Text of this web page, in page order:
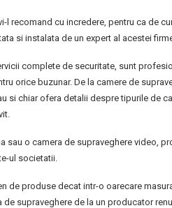
l recomand cu incredere, pentru ca de
si instalata de un expert al acestei
complete de securitate, sunt
orice buzunar. De la camere de
si chiar ofera detalii despre tipurile de
sau o camera de supraveghere video,
ul societatii.
de produse decat intr-o oarecare
de supraveghere de la un producator